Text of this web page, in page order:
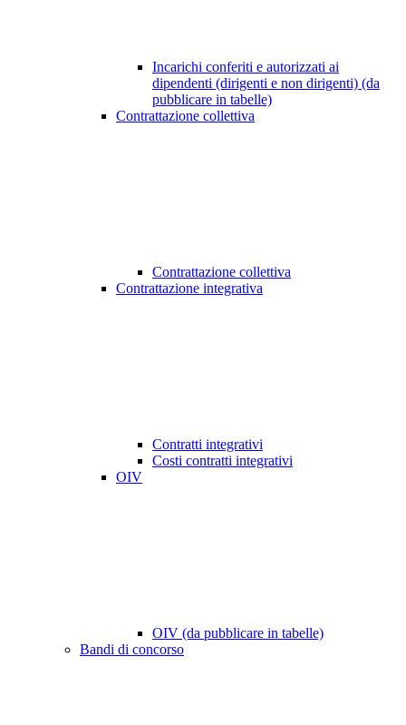
Incarichi conferiti e autorizzati ai
dipendenti (dirigenti e non dirigenti) (da
pubblicare in tabelle)
Contrattazione collettiva
Contrattazione collettiva
Contrattazione integrativa
Contratti integrativi
Costi contratti integrativi
OIV
OIV (da pubblicare in tabelle)
Bandi di concorso